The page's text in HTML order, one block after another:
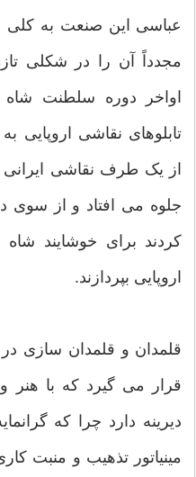
عباسی این صنعت به کلی
مجدداً آن را در شکلی
اواخر دوره سلطنت
تابلوهای نقاشی اروپایی
از یک طرف نقاشی ایرانی
جلوه می افتاد و از سوی
کردند برای خوشایند
اروپایی بپردازند.
قلمدان و قلمدان سازی در
قرار می گیرد که با هنر
دیرینه دارد چرا که
مینیاتور تذهیب و منبت